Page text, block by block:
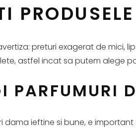
preturi exagerat de mici,
astfel incat sa putem alege
PARFUMURI
ieftine si bune, e